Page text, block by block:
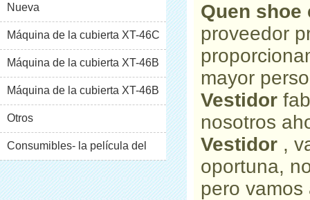
Nueva
Máquina de la cubierta XT-46C
Máquina de la cubierta XT-46B
(i)Máquina de la cubierta XT-46B
(II)
Otros
Consumibles- la película del
pvc
Quen
proveedor
mayor
Vestidor
nosotros
Vestidor ,
oportuna,
pero vamos